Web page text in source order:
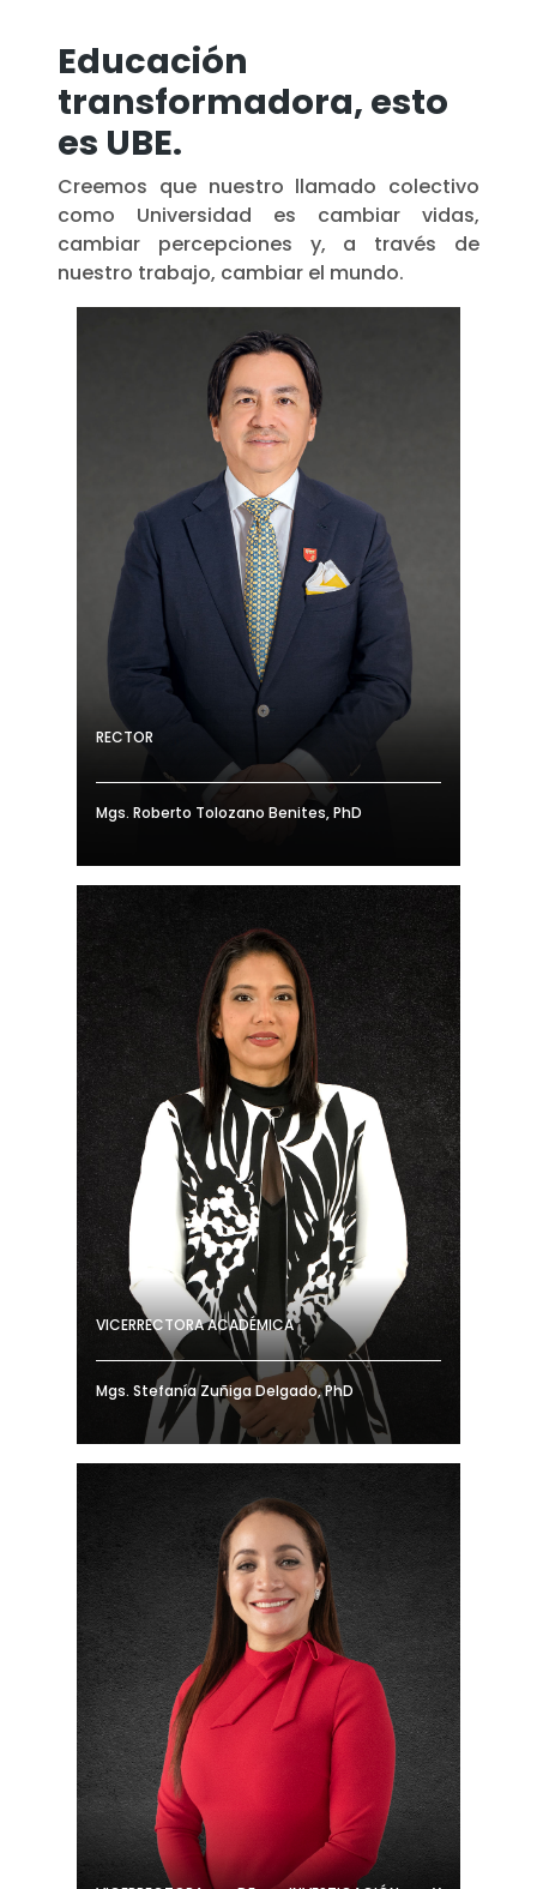
Educación
transformadora, esto
es UBE.
Creemos que nuestro llamado colectivo
como Universidad es cambiar vidas,
cambiar percepciones y, a través de
nuestro trabajo, cambiar el mundo.
RECTOR
Mgs. Roberto Tolozano Benites, PhD
VICERRECTORA ACADÉMICA
Mgs. Stefanía Zuñiga Delgado, PhD